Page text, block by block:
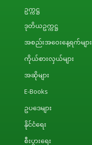
ဥက္ကဋ္ဌ
ဒုတိယဥက္ကဋ္ဌ
အစည်းအဝေးနေ့ရက်များ
ကိုယ်စားလှယ်များ
အဆိုများ
E-Books
ဥပဒေများ
နိုင်ငံရေး
စီးပွားရေး